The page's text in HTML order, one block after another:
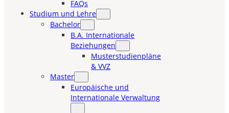
FAQs
Studium und Lehre
Bachelor
B.A. Internationale
Beziehungen
Musterstudienpläne
& VVZ
Master
Europäische und
Internationale Verwaltung